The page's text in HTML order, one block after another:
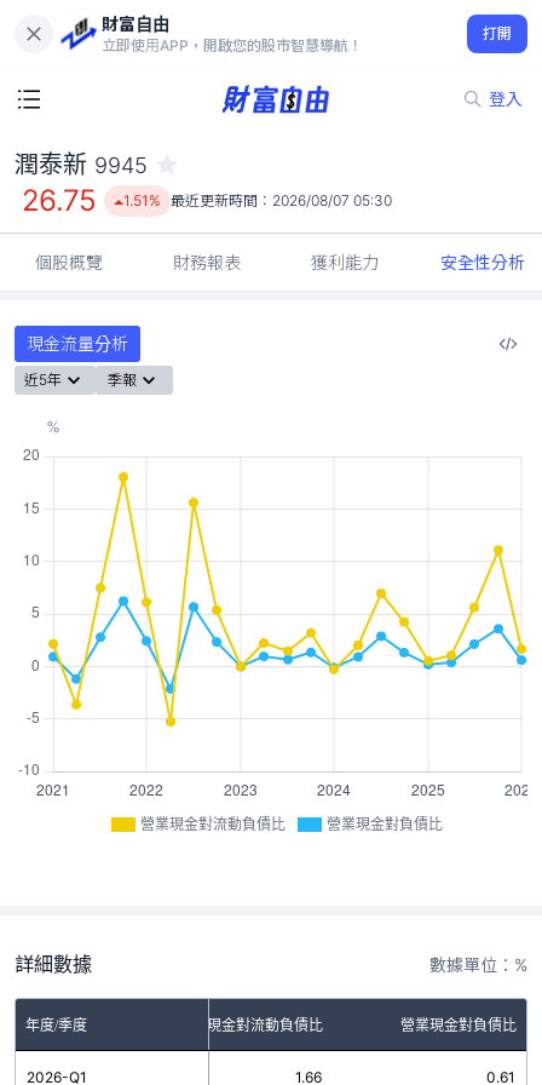
財富自由
立即使用APP，開啟您的股市智慧導航！
打開
登入
26.75
1.51%
潤泰新 9945
26.75 1.51% 最近更新時間： 2026/08/07 05:30
個股概覽 財務報表 獲利能力 安全性分析
現金流量分析
近5年 季報
營業現金對流動負債比 營業現金對負債比
詳細數據 數據單位：%
年度/季度 營業現金對流動負債比 營業現金對負債比
2026-Q1 1.66 0.61